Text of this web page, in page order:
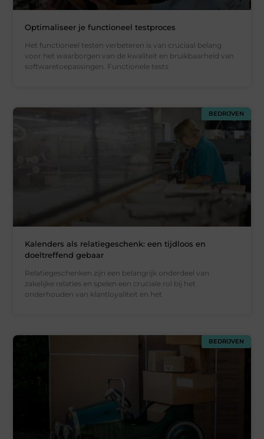
Optimaliseer je functioneel testproces
Het functioneel testen verbeteren is van cruciaal belang
voor het waarborgen van de kwaliteit en bruikbaarheid van
softwaretoepassingen. Functionele tests
BEDRIJVEN
Kalenders als relatiegeschenk: een tijdloos en
doeltreffend gebaar
Relatiegeschenken zijn een belangrijk onderdeel van
zakelijke relaties en spelen een cruciale rol bij het
onderhouden van klantloyaliteit en het
BEDRIJVEN